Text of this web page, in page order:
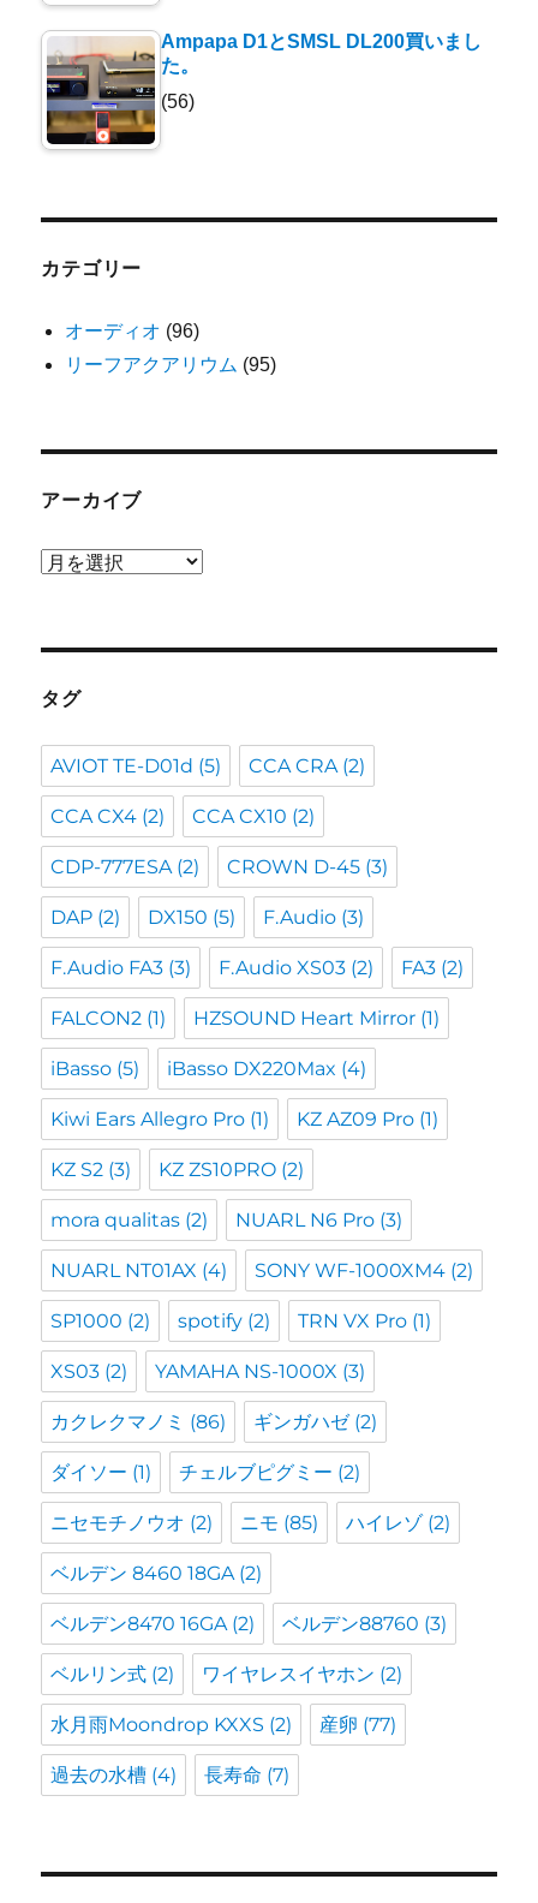
Ampapa D1とSMSL DL200買いまし
た。
(56)
カテゴリー
オーディオ (96)
リーフアクアリウム (95)
アーカイブ
ア
ブ
タグ
AVIOT TE-D01d (5) CCA CRA(2)
CCA CX4 (2) CCA CX10 (2)
CDP-777ESA(2) CROWN D-45 (3)
DAP (2) DX150 (5) F.Audio (3)
F.Audio FA3 (3) F.Audio XS03 (2) FA3 (2)
FALCON2 (1) HZSOUND Heart Mirror (1)
iBasso (5) iBasso DX220Max (4)
Kiwi Ears Allegro Pro (1) KZ AZ09 Pro (1)
KZ S2 (3) KZ ZS10PRO (2)
mora qualitas (2) NUARL N6 Pro (3)
NUARL NT01AX (4) SONY WF-1000XM4 (2)
SP1000 (2) spotify (2) TRN VX Pro (1)
XS03 (2) YAMAHA NS-1000X (3)
カクレクマノミ (86) ギンガハゼ(2)
ダイソー (1) チェルブピグミー (2)
ニセモチノウオ (2) ニモ (85) ハイレゾ(2)
ベルデン 8460 18GA(2)
ベルデン8470 16GA(2) ベルデン88760 (3)
ベルリン式 (2) ワイヤレスイヤホン (2)
水月雨Moondrop KXXS (2) 産卵 (77)
過去の水槽 (4) 長寿命 (7)